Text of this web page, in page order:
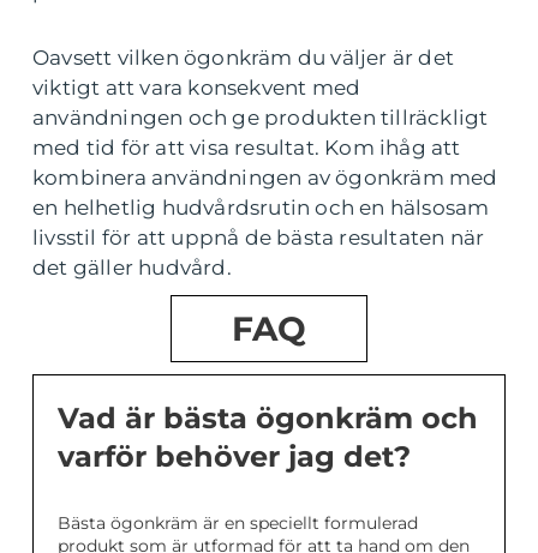
Oavsett vilken ögonkräm du väljer är det
viktigt att vara konsekvent med
användningen och ge produkten tillräckligt
med tid för att visa resultat. Kom ihåg att
kombinera användningen av ögonkräm med
en helhetlig hudvårdsrutin och en hälsosam
livsstil för att uppnå de bästa resultaten när
det gäller hudvård.
FAQ
Vad är bästa ögonkräm och
varför behöver jag det?
Bästa ögonkräm är en speciellt formulerad
produkt som är utformad för att ta hand om den